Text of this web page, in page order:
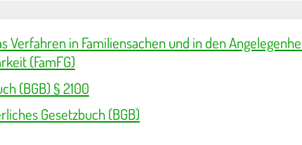
Verfahren in Familiensachen und in den
(FamFG)
(BGB) § 2100
Gesetzbuch (BGB)